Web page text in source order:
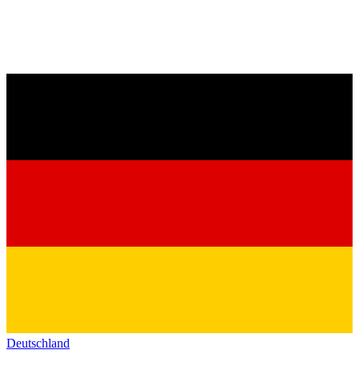
Deutschland